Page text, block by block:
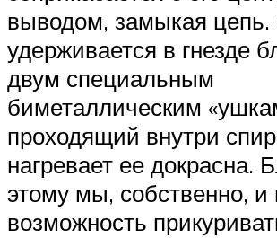
выводом, замыкая
удерживается в гнезде
двум специальным
биметаллическим
проходящий внутри
нагревает ее докрасна.
этому мы, собственно,
возможность